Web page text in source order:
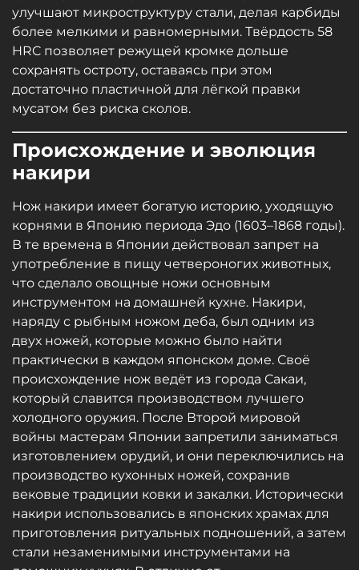
улучшают микроструктуру стали, делая карбиды
более мелкими и равномерными. Твёрдость 58
HRC позволяет режущей кромке дольше
сохранять остроту, оставаясь при этом
достаточно пластичной для лёгкой правки
мусатом без риска сколов.
Происхождение и эволюция
накири
Нож накири имеет богатую историю, уходящую
корнями в Японию периода Эдо (1603–1868 годы).
В те времена в Японии действовал запрет на
употребление в пищу четвероногих животных,
что сделало овощные ножи основным
инструментом на домашней кухне. Накири,
наряду с рыбным ножом деба, был одним из
двух ножей, которые можно было найти
практически в каждом японском доме. Своё
происхождение нож ведёт из города Сакаи,
который славится производством лучшего
холодного оружия. После Второй мировой
войны мастерам Японии запретили заниматься
изготовлением орудий, и они переключились на
производство кухонных ножей, сохранив
вековые традиции ковки и закалки. Исторически
накири использовались в японских храмах для
приготовления ритуальных подношений, а затем
стали незаменимыми инструментами на